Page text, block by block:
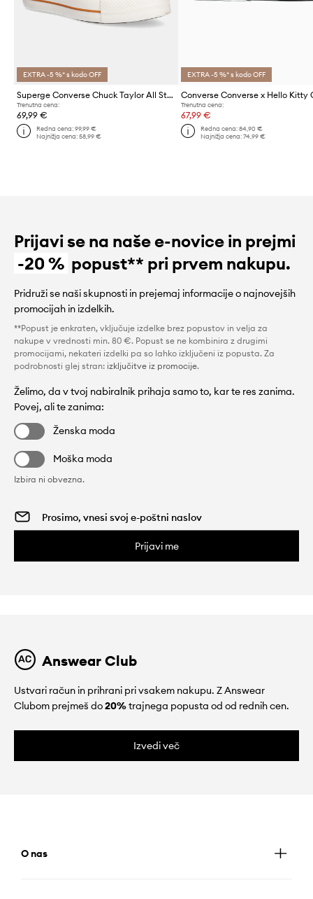
EXTRA -5 %* s kodo OFF
Superge Converse Chuck Taylor All Star Lift
Trenutna cena:
69,99 €
Redna cena:99,99 €
Najnižja cena:58,99 €
EXTRA -5 %* s kodo OFF
Trenutna cena:
67,99 €
Redna cena: 84,90 €
Najnižja cena: 74,99 €
Prijavi se na naše e-novice in prejmi
-20 % popust** pri prvem nakupu.
Pridruži se naši skupnosti in prejemaj informacije o najnovejših
promocijah in izdelkih.
**Popust je enkraten, vključuje izdelke brez popustov in velja za
nakupe v vrednosti min. 80 €. Popust se ne kombinira z drugimi
promocijami, nekateri izdelki pa so lahko izključeni iz popusta. Za
podrobnosti glej stran: izključitve iz promocije.
Želimo, da v tvoj nabiralnik prihaja samo to, kar te res zanima.
Povej, ali te zanima:
Ženska moda
Moška moda
Izbira ni obvezna.
Prijavi me
Answear Club
Ustvari račun in prihrani pri vsakem nakupu. Z Answear
Clubom prejmeš do20%trajnega popusta od od rednih cen.
Izvedi več
O nas